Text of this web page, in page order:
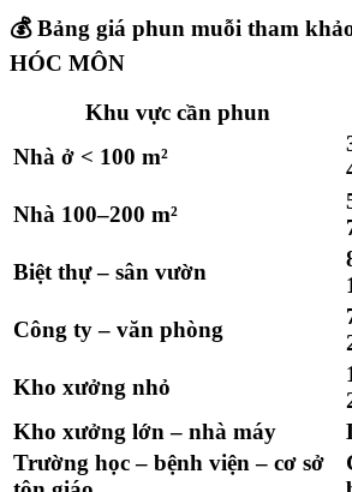
💰Bảng giá phun muỗi tham
HÓC MÔN
Khu vực cần phun
Nhà ở < 100 m²
Nhà 100–200 m²
Biệt thự – sân vườn
Công ty – văn phòng
Kho xưởng nhỏ
Kho xưởng lớn – nhà máy
Trường học – bệnh viện – cơ sở